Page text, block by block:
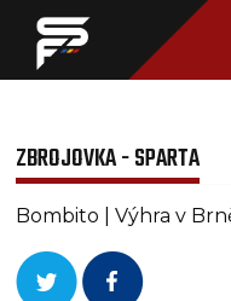
ZBROJOVKA - SPARTA
Bombito | Výhra v